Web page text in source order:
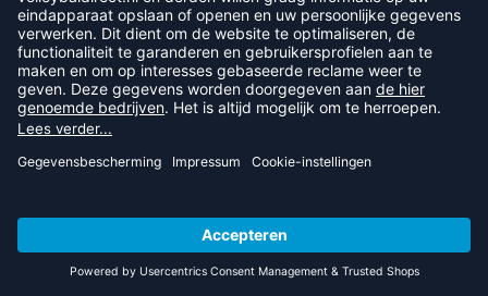
Referenties
Vacatures
Geschillen
Duurzaamheid en sociaal
Algemene informatie
Apple Pay
iDEAL | Wero